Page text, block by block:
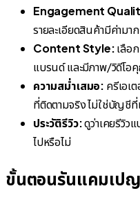
Engagement
รายละเอียดสินค้ามีค่ามา
Content Style:เลือ
แบรนด์ และมีภาพ/วิดีโอ
ความสม่ำเสมอ: ครีเอเ
ที่ติดตามจริง ไม่ใช่บัญชี
ประวัติรีวิว:ดูว่าเคยรีวิ
ไปหรือไม่
ขั้นตอนรันแคมเป